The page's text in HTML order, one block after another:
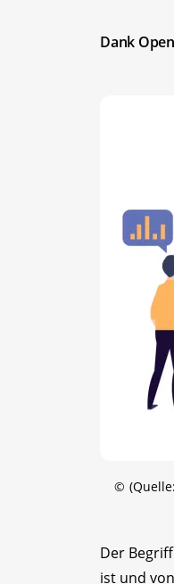
Dank
©
Der
ist und